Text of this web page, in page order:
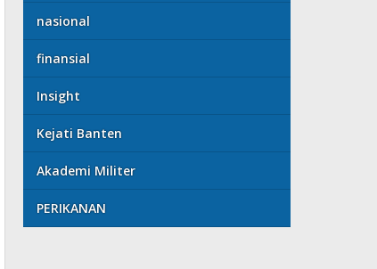
nasional
finansial
Insight
Kejati Banten
Akademi Militer
PERIKANAN